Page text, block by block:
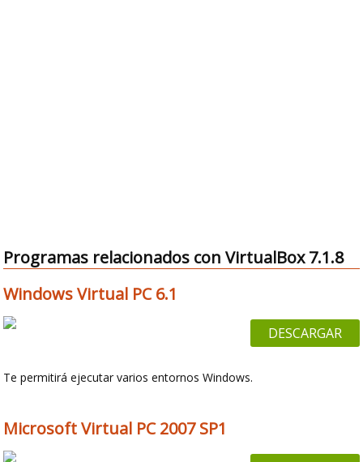
Programas relacionados con VirtualBox 7.1.8
Windows Virtual PC 6.1
DESCARGAR
Te permitirá ejecutar varios entornos Windows.
Microsoft Virtual PC 2007 SP1